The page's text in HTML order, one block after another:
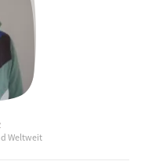
Weltweit